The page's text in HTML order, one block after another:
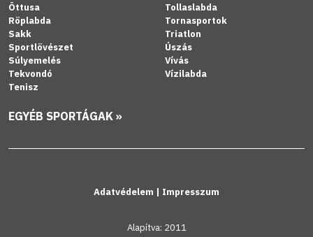
Öttusa
Röplabda
Sakk
Sportlövészet
Súlyemelés
Tekvondó
Tenisz
Tollaslabda
Tornasportok
Triatlon
Úszás
Vívás
Vízilabda
EGYÉB SPORTÁGAK »
Adatvédelem | Impresszum
Alapítva: 2011